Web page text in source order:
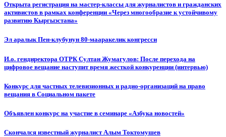
Открыта регистрация на мастер-классы для журналистов и гражданских
активистов в рамках конференции «Через многообразие к устойчивому
развитию Кыргызстана»
Эл аралык Пен-клубунун 80-мааракелик конгресси
И.о. гендиректора ОТРК Султан Жумагулов: После перехода на
цифровое вещание наступит время жесткой конкуренции (интервью)
Конкурс для частных телевизионных и радио-организаций на право
вещания в Социальном пакете
Объявлен конкурс на участие в семинаре «Азбука новостей»
Cкончался известный журналист Алым Токтомушев